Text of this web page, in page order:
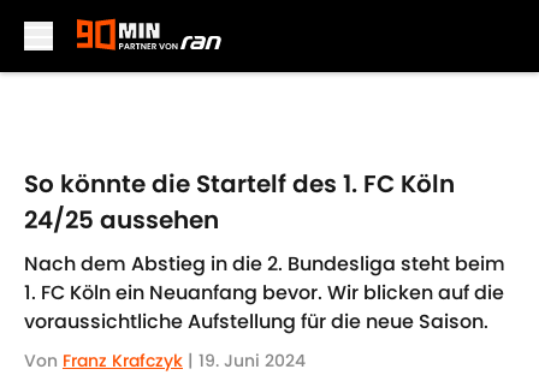
So könnte die Startelf des 1. FC Köln
24/25 aussehen
Nach dem Abstieg in die 2. Bundesliga steht beim
1. FC Köln ein Neuanfang bevor. Wir blicken auf die
voraussichtliche Aufstellung für die neue Saison.
Von Franz Krafczyk | 19. Juni 2024